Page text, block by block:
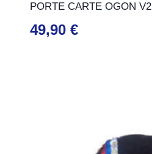
PORTE CARTE OGON V2
49,90 €